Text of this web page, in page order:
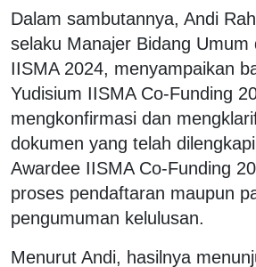
Dalam sambutannya, Andi
selaku Manajer Bidang Umum
IISMA 2024, menyampaikan
Yudisium IISMA Co-Funding
mengkonfirmasi dan
dokumen yang telah
Awardee IISMA Co-Funding
proses pendaftaran maupun
pengumuman kelulusan.
Menurut Andi, hasilnya